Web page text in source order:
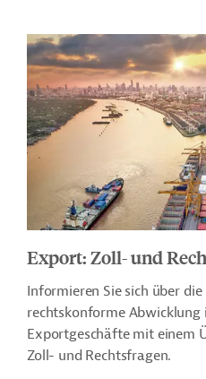
Export: Zoll- und
Informieren Sie sich über die
rechtskonforme
Exportgeschäfte mit einem
Zoll- und Rechtsfragen.